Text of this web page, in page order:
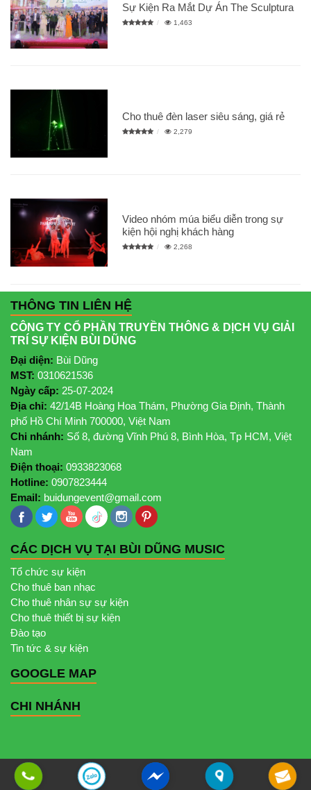
Sự Kiện Ra Mắt Dự Án The Sculptura
1,463
Cho thuê đèn laser siêu sáng, giá rẻ
2,279
Video nhóm múa biểu diễn trong sự
kiện hội nghị khách hàng
2,268
THÔNG TIN LIÊN HỆ
CÔNG TY CỔ PHẦN TRUYỀN THÔNG & DỊCH VỤ GIẢI
TRÍ SỰ KIỆN BÙI DŨNG
Đại diện: Bùi Dũng
MST: 0310621536
Ngày cấp: 25-07-2024
Địa chỉ: 42/14B Hoàng Hoa Thám, Phường Gia Định, Thành
phố Hồ Chí Minh 700000, Việt Nam
Chi nhánh: Số 8, đường Vĩnh Phú 8, Bình Hòa, Tp HCM, Việt
Nam
Điện thoại: 0933823068
Hotline: 0907823444
Email: buidungevent@gmail.com
CÁC DỊCH VỤ TẠI BÙI DŨNG MUSIC
Tổ chức sự kiện
Cho thuê ban nhạc
Cho thuê nhân sự sự kiện
Cho thuê thiết bị sự kiện
Đào tạo
Tin tức & sự kiện
GOOGLE MAP
CHI NHÁNH